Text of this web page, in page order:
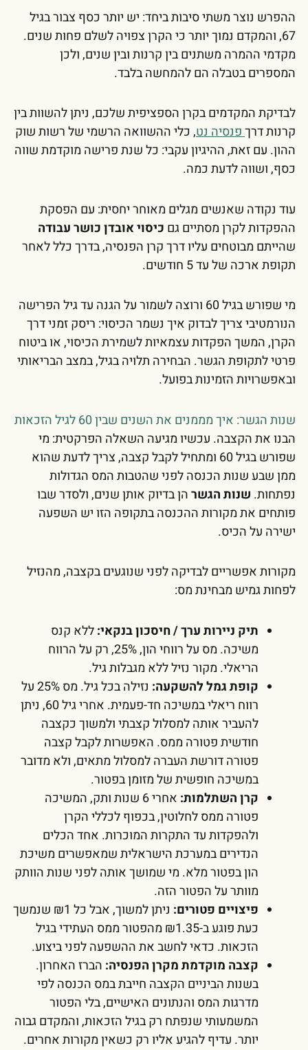
ההפרש נוצר משתי סיבות ביחד: יש יותר כסף צבור בגיל
67, והמקדם נמוך יותר כי הקרן צפויה לשלם פחות שנים.
מקדמי ההמרה משתנים בין קרנות ובין שנים, ולכן
המספרים בטבלה הם להמחשה בלבד.
לבדיקת המקדמים בקרן הספציפית שלכם, ניתן להשוות בין
קרנות דרךפנסיה נט, כלי ההשוואה הרשמי של רשות שוק
ההון. עם זאת, ההיגיון עקבי: כל שנת פרישה מוקדמת שווה
כסף, ושווה לדעת כמה.
עוד נקודה שאנשים מגלים מאוחר יחסית: עם הפסקת
ההפקדות לקרן מסתיים גם כיסוי אובדן כושר עבודה
שהייתם מבוטחים עליו דרך קרן הפנסיה, בדרך כלל לאחר
תקופת ארכה של עד 5 חודשים.
מי שפורש בגיל 60 ורוצה לשמור על הגנה עד גיל הפרישה
הנורמטיבי צריך לבדוק איך נשמר הכיסוי: ריסק זמני דרך
הקרן, המשך הפקדות עצמאיות לשמירת הכיסוי, או ביטוח
פרטי לתקופת הגשר. הבחירה תלויה בגיל, במצב הבריאותי
ובאפשרויות הזמינות בפועל.
שנות הגשר: איך מממנים את השנים שבין 60 לגיל הזכאות
הבנו את הקצבה. עכשיו מגיעה השאלה הפרקטית: מי
שפורש בגיל 60 ומתחיל לקבל קצבה, צריך לדעת שהוא
ממן שבע שנות הכנסה לפני שהטבות המס הגדולות
נפתחות. שנות הגשרהן בדיוק אותן שנים, ולסדר שבו
פותחים את מקורות ההכנסה בתקופה הזו יש השפעה
ישירה על הכיס.
מקורות אפשריים לבדיקה לפני שנוגעים בקצבה, מהנזיל
לפחות גמיש מבחינת מס:
תיק ניירות ערך / חיסכון בנקאי:ללא קנס
משיכה. מס על רווחי הון, 25%, רק על הרווח
הריאלי. מקור נזיל ללא מגבלות גיל.
קופת גמל להשקעה:
נזילה בכל גיל. מס 25% על
רווח ריאלי במשיכה חד-פעמית. אחרי גיל 60, ניתן
להעביר אותה למסלול קצבתי ולמשוך כקצבה
חודשית פטורה ממס. האפשרות לקבל קצבה
פטורה דורשת העברה למסלול מתאים, ולא מדובר
במשיכה חופשית של מזומן בפטור.
קרן השתלמות:
אחרי 6 שנות ותק, המשיכה
פטורה ממס לחלוטין, בכפוף לכללי הקרן
ולהפקדות עד התקרות המוכרות. אחד הכלים
הנדירים במערכת הישראלית שמאפשרים משיכת
הון בפטור מלא. מי שמושך אותה לפני שנות הוותק
מוותר על הפטור הזה.
פיצויים פטורים:
ניתן למשוך, אבל כל ₪1 שנמשך
כעת פוגע ב-₪1.35 מהפטור ממס העתידי בגיל
הזכאות. כדאי לחשב את ההשפעה לפני ביצוע.
קצבה מוקדמת מקרן הפנסיה: הברז האחרון.
בשנות הביניים הקצבה חייבת במס הכנסה לפי
מדרגות המס והנתונים האישיים, בלי הפטור
המשמעותי שנפתח רק בגיל הזכאות, והמקדם גבוה
יותר. עדיף להגיע אליו רק כשאין מקורות אחרים.